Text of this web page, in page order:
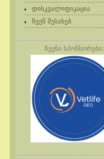
დისკვალიფიკაცია
ჩვენ შესახებ
ჩვენი სპონსორები: